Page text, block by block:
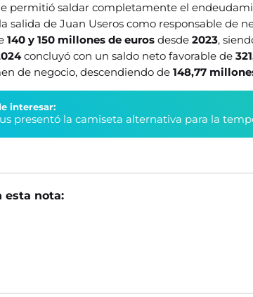
permitió saldar completamente el
salida de Juan Useros como responsable de
140 y 150 millones de euros desde2023,
concluyó con un saldo neto favorable de
de negocio, descendiendo de148,77
interesar:
presentó la camiseta alternativa para la
esta nota: